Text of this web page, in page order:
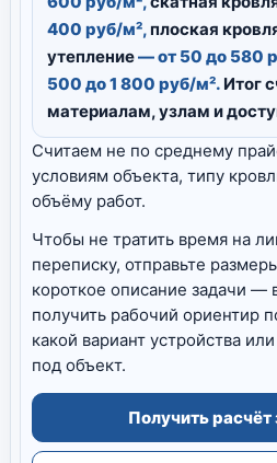
400 руб/м²,плоская
утепление— от 50 до 580
500 до 1 800 руб/м². Итог
материалам, узлам и
Считаем не по среднему
условиям объекта, типу
объёму работ.
Чтобы не тратить время на
переписку, отправьте
короткое описание задачи —
получить рабочий ориентир
какой вариант устройства
под объект.
Получить расчёт